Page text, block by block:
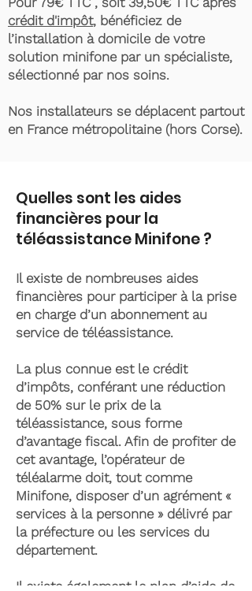
crédit d'impôt, bénéficiez de
l’installation à domicile de votre
solution minifone par un spécialiste,
sélectionné par nos soins.
Nos installateurs se déplacent partout
en France métropolitaine (hors Corse).
Quelles sont les aides
financières pour la
téléassistance Minifone ?
Il existe de nombreuses aides
financières pour participer à la prise
en charge d’un abonnement au
service de téléassistance.
La plus connue est le crédit
d’impôts, conférant une réduction
de 50% sur le prix de la
téléassistance, sous forme
d’avantage fiscal. Afin de profiter de
cet avantage, l’opérateur de
téléalarme doit, tout comme
Minifone, disposer d’un agrément «
services à la personne » délivré par
la préfecture ou les services du
département.
Il existe également le plan d’aide de